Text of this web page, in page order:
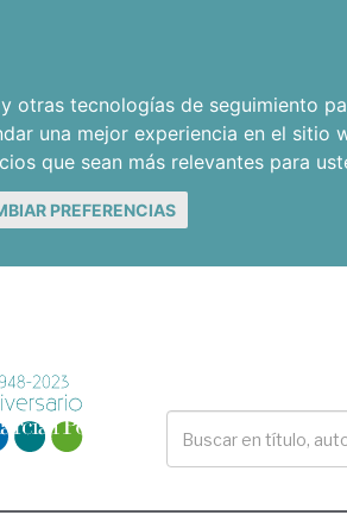
otras tecnologías de seguimiento
una mejor experiencia en el sitio
que sean más relevantes para
PREFERENCIAS